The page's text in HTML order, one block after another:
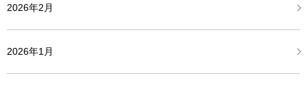
2026年2月
2026年1月